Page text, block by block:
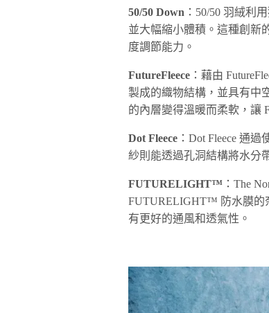
50/50 Down ：50/50 羽絨利
並大幅縮小體積。這種創新
度調節能力。
FutureFleece ：藉由
製成的織物結構，並具有中
的內層變得溫暖而柔軟，讓
Dot Fleece ：Dot Fleece 通
紗則能透過孔洞結構將水分
FUTURELIGHT™ ：The
FUTURELIGHT™ 防水膜的
有更好的通風和透氣性。